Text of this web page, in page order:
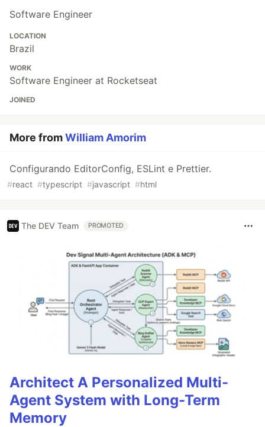
Software Engineer
LOCATION
Brazil
WORK
Software Engineer at Rocketseat
JOINED
More fromWilliam Amorim
Configurando EditorConfig, ESLint e Prettier.
#react #typescript #javascript #html
The DEV Team PROMOTED
Architect A Personalized Multi-
Agent System with Long-Term
Memory